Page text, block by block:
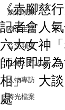
娛樂頭條
潮流生活
音樂頻道
活動・好去處
人物專訪
時光檔案
《赤腳慈
記者會人
六大女神
師傅即場
相」 大談
處